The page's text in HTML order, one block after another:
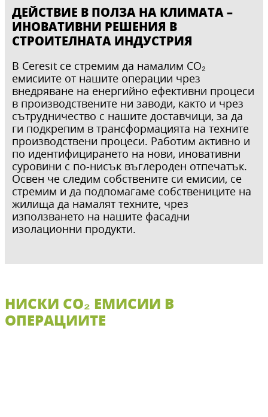
ДЕЙСТВИЕ В ПОЛЗА НА КЛИМАТА –
ИНОВАТИВНИ РЕШЕНИЯ В
СТРОИТЕЛНАТА ИНДУСТРИЯ
В Ceresit се стремим да намалим CO₂
емисиите от нашите операции чрез
внедряване на енергийно ефективни процеси
в производствените ни заводи, както и чрез
сътрудничество с нашите доставчици, за да
ги подкрепим в трансформацията на техните
производствени процеси. Работим активно и
по идентифицирането на нови, иновативни
суровини с по-нисък въглероден отпечатък.
Освен че следим собствените си емисии, се
стремим и да подпомагаме собствениците на
жилища да намалят техните, чрез
използването на нашите фасадни
изолационни продукти.
НИСКИ CO₂ ЕМИСИИ В
ОПЕРАЦИИТЕ